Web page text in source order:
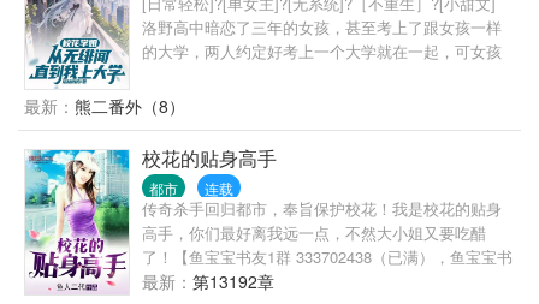
洛野高中暗恋了三年的女孩，甚至考上了跟女孩一样
的大学，两人约定好考上一个大学就在一起，可女孩
想到大学还没开学，他写的小说冲上了平台榜首，他
竟然火了…… 上大学后，洛野原以为自己再也不会谈
恋爱，却偶然相识了高冷学姐。 洛野决定，要偷偷跟
学姐谈恋爱，然后惊艳所有人。 等他和高冷学姐手拉
手出现在学校里的时候，全校都震惊了。 高冷校花苏
白粥的身边竟然出现了男人？ 这时，暗恋三年的女孩
却发现自己心里是有他的，于是再次展开了对洛野的
追求。 “抱歉，小学弟已经是我的人了。”苏白粥强势
的说道。 …… “后来呢？洛野先生，您跟知名漫画家
最新： 熊二番外（8）
校花的贴身高手
都市 连载
传奇杀手回归都市，奉旨保护校花！我是校花的贴身
高手，你们最好离我远一点，不然大小姐又要吃醋
了！【鱼宝宝书友1群 333702438（已满），鱼宝宝书
友2群 417723151】
最新： 第13192章